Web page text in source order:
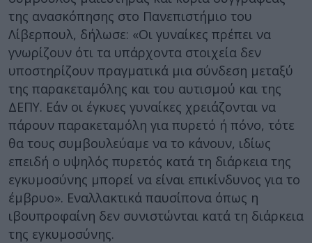
της ανασκόπησης στο Πανεπιστήμιο του
Λίβερπουλ, δήλωσε: «Οι γυναίκες πρέπει να
γνωρίζουν ότι τα υπάρχοντα στοιχεία δεν
υποστηρίζουν πραγματικά μια σύνδεση μεταξύ
της παρακεταμόλης και του αυτισμού και της
ΔΕΠΥ. Εάν οι έγκυες γυναίκες χρειάζονται να
πάρουν παρακεταμόλη για πυρετό ή πόνο, τότε
θα τους συμβουλεύαμε να το κάνουν, ιδίως
επειδή ο υψηλός πυρετός κατά τη διάρκεια της
εγκυμοσύνης μπορεί να είναι επικίνδυνος για το
έμβρυο». Εναλλακτικά παυσίπονα όπως η
ιβουπροφαίνη δεν συνιστώνται κατά τη διάρκεια
της εγκυμοσύνης.